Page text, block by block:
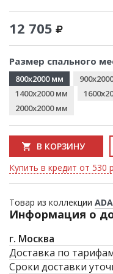
12 705
Размер спального
800x2000 мм
1400x2000 мм
2000x2000 мм
В КОРЗИНУ
Купить в кредит от 530
Товар из коллекции
Информация о
г. Москва
Доставка по
Сроки доставки